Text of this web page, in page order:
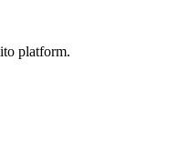
platform.